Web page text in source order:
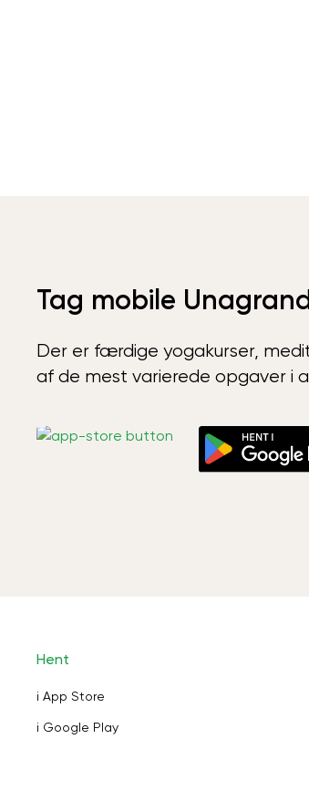
Tag mobile
Der er færdige yogakurser,
af de mest varierede opgaver i
Hent
i App Store
i Google Play